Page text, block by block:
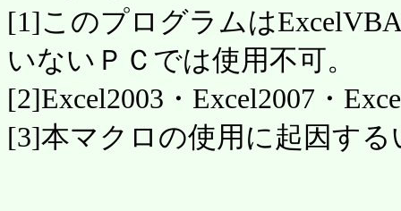
[1]このプログラムは
いないＰＣでは使用不可。
[2]Excel2003・Excel2007・
[3]本マクロの使用に起因す